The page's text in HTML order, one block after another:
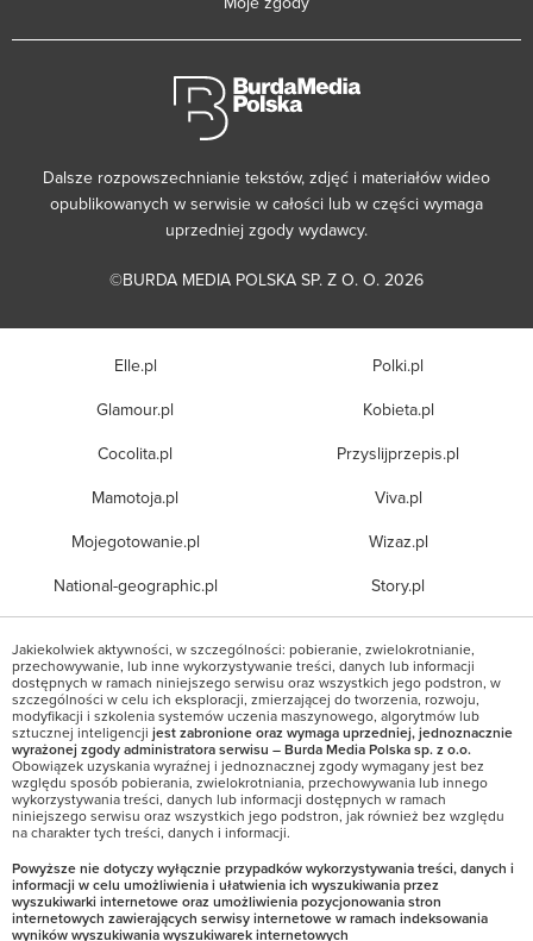
Dalsze rozpowszechnianie tekstów, zdjęć i materiałów wideo
opublikowanych w serwisie w całości lub w części wymaga
uprzedniej zgody wydawcy.
©BURDA MEDIA POLSKA SP. Z O. O. 2026
Elle.pl
Glamour.pl
Cocolita.pl
Mamotoja.pl
Mojegotowanie.pl
National-geographic.pl
Polki.pl
Kobieta.pl
Przyslijprzepis.pl
Viva.pl
Wizaz.pl
Story.pl
Jakiekolwiek aktywności, w szczególności: pobieranie, zwielokrotnianie,
przechowywanie, lub inne wykorzystywanie treści, danych lub informacji
dostępnych w ramach niniejszego serwisu oraz wszystkich jego podstron, w
szczególności w celu ich eksploracji, zmierzającej do tworzenia, rozwoju,
modyfikacji i szkolenia systemów uczenia maszynowego, algorytmów lub
sztucznej inteligencji jest zabronione oraz wymaga uprzedniej, jednoznacznie
wyrażonej zgody administratora serwisu – Burda Media Polska sp. z o.o.
Obowiązek uzyskania wyraźnej i jednoznacznej zgody wymagany jest bez
względu sposób pobierania, zwielokrotniania, przechowywania lub innego
wykorzystywania treści, danych lub informacji dostępnych w ramach
niniejszego serwisu oraz wszystkich jego podstron, jak również bez względu
na charakter tych treści, danych i informacji.
Powyższe nie dotyczy wyłącznie przypadków wykorzystywania treści, danych i
informacji w celu umożliwienia i ułatwienia ich wyszukiwania przez
wyszukiwarki internetowe oraz umożliwienia pozycjonowania stron
internetowych zawierających serwisy internetowe w ramach indeksowania
wyników wyszukiwania wyszukiwarek internetowych